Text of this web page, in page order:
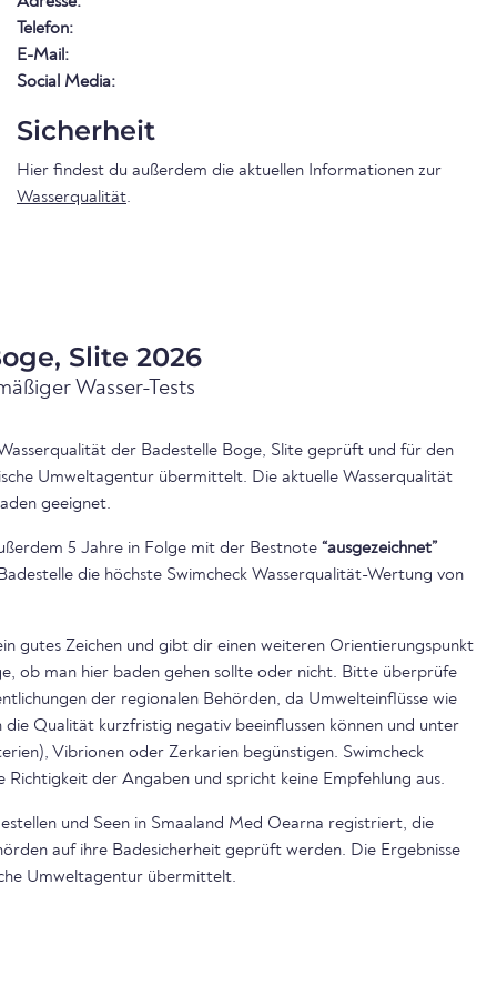
Telefon:
E-Mail:
Social Media:
Sicherheit
Hier findest du außerdem die aktuellen Informationen zur
Wasserqualität.
Slite 2026
Wasser-Tests
der Badestelle Boge, Slite geprüft und für den
Umweltagentur übermittelt. Die aktuelle Wasserqualität
geeignet.
5 Jahre in Folge mit der Bestnote “ausgezeichnet”
die höchste Swimcheck Wasserqualität-Wertung von
gutes Zeichen und gibt dir einen weiteren Orientierungspunkt
ob man hier baden gehen sollte oder nicht. Bitte überprüfe
der regionalen Behörden, da Umwelteinflüsse wie
Qualität kurzfristig negativ beeinflussen können und unter
Vibrionen oder Zerkarien begünstigen. Swimcheck
der Angaben und spricht keine Empfehlung aus.
und Seen in Smaaland Med Oearna registriert, die
auf ihre Badesicherheit geprüft werden. Die Ergebnisse
Umweltagentur übermittelt.